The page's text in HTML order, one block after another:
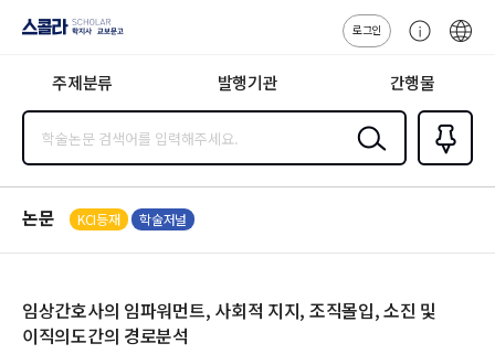
지사·교보문고
로그인
센
주제분류 발행기관 간행물
검색
즐겨찾
기0
논문 KCI등재 학술저널
임상간호사의 임파워먼트, 사회적 지지, 조직몰입, 소진 및
이직의도간의 경로분석